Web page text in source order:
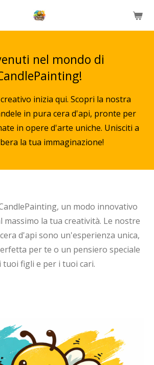
nel mondo di
inizia qui. Scopri la nostra
in pura cera d'api, pronte per
in opere d'arte uniche. Unisciti a
la tua immaginazione!
un modo innovativo
massimo la tua creatività. Le nostre
d'api sono un'esperienza unica,
per te o un pensiero speciale
tuoi figli e per i tuoi cari.